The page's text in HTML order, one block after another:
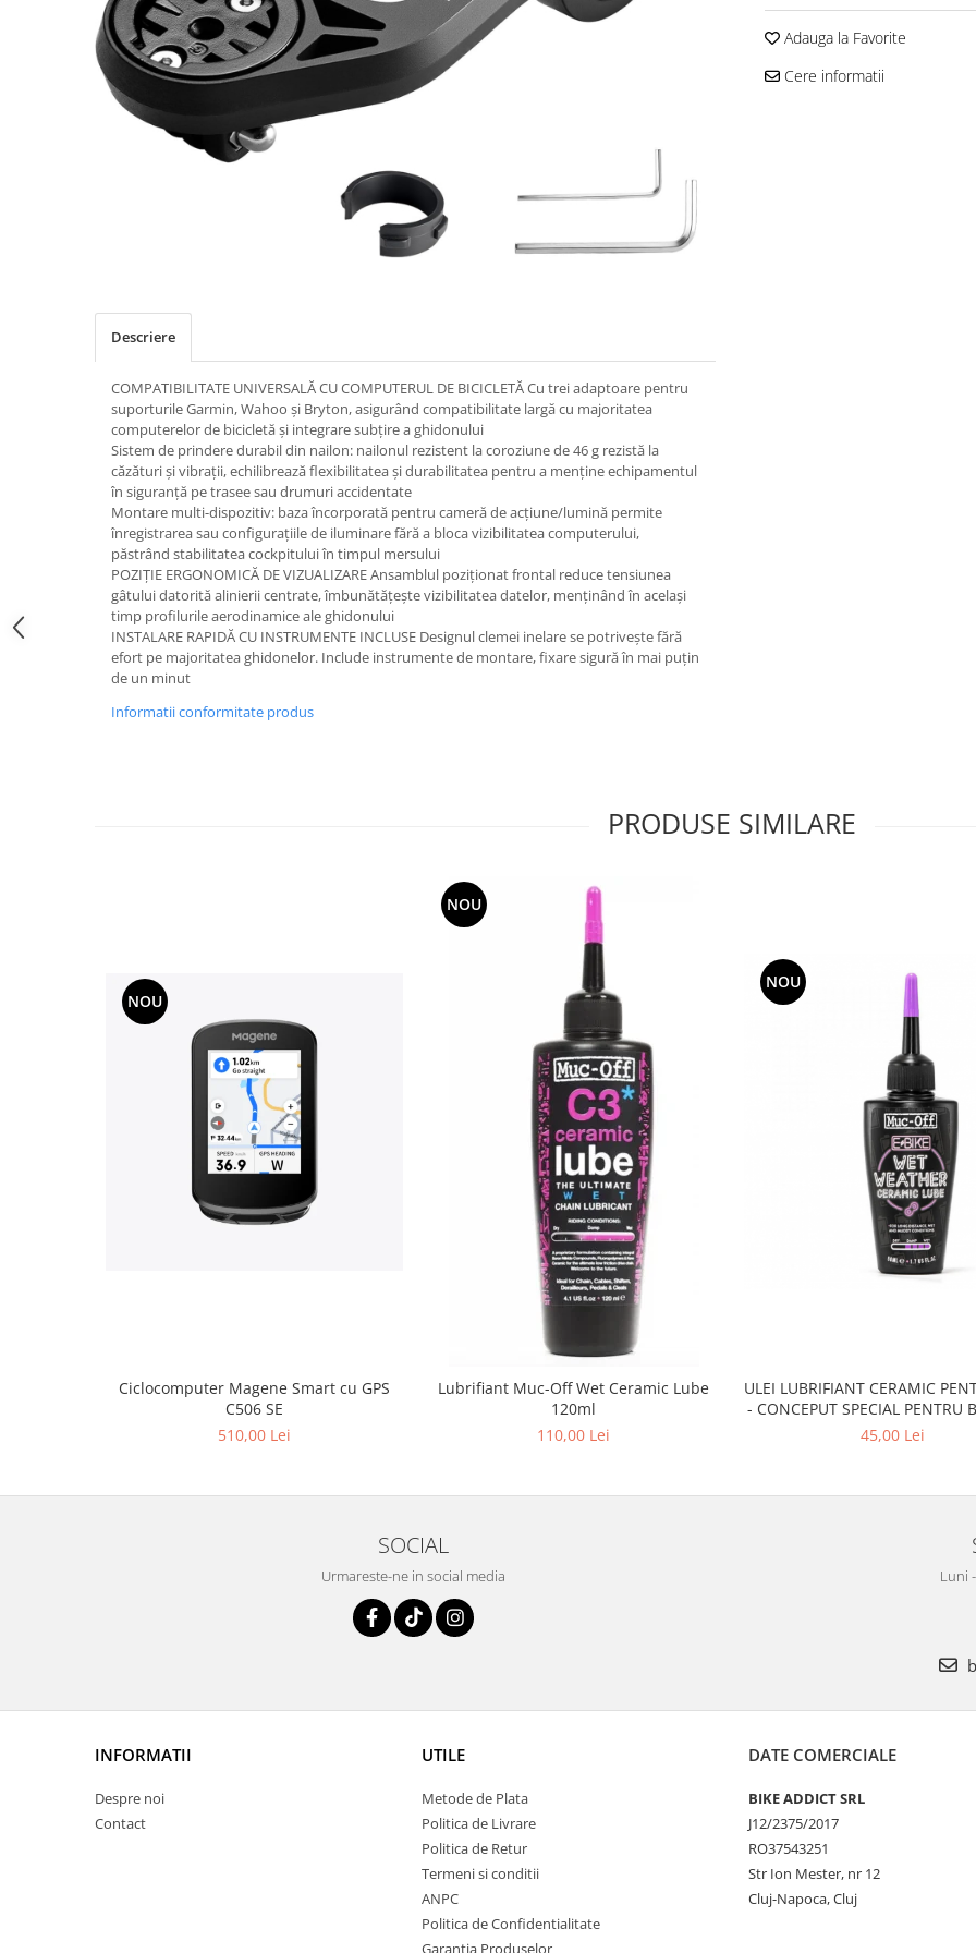
Saboti de frana
Schimbatoare viteze
Scule bicicleta
Adauga la Favorite
Cere informatii
Descriere
COMPATIBILITATE UNIVERSALĂ CU COMPUTERUL DE BICICLETĂ Cu trei adaptoare pentru
suporturile Garmin, Wahoo și Bryton, asigurând compatibilitate largă cu majoritatea
computerelor de bicicletă și integrare subțire a ghidonului
Sistem de prindere durabil din nailon: nailonul rezistent la coroziune de 46 g rezistă la
căzături și vibrații, echilibrează flexibilitatea și durabilitatea pentru a menține echipamentul
în siguranță pe trasee sau drumuri accidentate
Montare multi-dispozitiv: baza încorporată pentru cameră de acțiune/lumină permite
înregistrarea sau configurațiile de iluminare fără a bloca vizibilitatea computerului,
păstrând stabilitatea cockpitului în timpul mersului
POZIȚIE ERGONOMICĂ DE VIZUALIZARE Ansamblul poziționat frontal reduce tensiunea
gâtului datorită alinierii centrate, îmbunătățește vizibilitatea datelor, menținând în același
timp profilurile aerodinamice ale ghidonului
INSTALARE RAPIDĂ CU INSTRUMENTE INCLUSE Designul clemei inelare se potrivește fără
efort pe majoritatea ghidonelor. Include instrumente de montare, fixare sigură în mai puțin
de un minut
Informatii conformitate produs
PRODUSE SIMILARE
NOU
Ciclocomputer Magene Smart cu GPS
C506 SE
510,00 Lei
NOU
Lubrifiant Muc-Off Wet Ceramic Lube
120ml
110,00 Lei
NOU
ULEI LUBRIFIANT CERAMIC
- CONCEPUT SPECIAL PENTRU
ELCTRICE E-BIKE - WET -
45,00 Lei
SOCIAL
Urmareste-ne in social media Luni
INFORMATII
Despre noi
Contact
UTILE
Metode de Plata
Politica de Livrare
Politica de Retur
Termeni si conditii
ANPC
Politica de Confidentialitate
Garantia Produselor
DATE COMERCIALE
BIKE ADDICT SRL
J12/2375/2017
RO37543251
Str Ion Mester, nr 12
Cluj-Napoca, Cluj